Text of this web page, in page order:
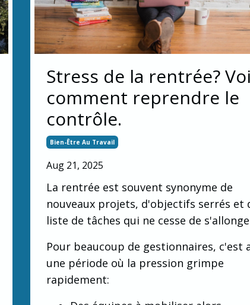
Stress de la rentrée?
comment reprendre le
contrôle.
Bien-Être Au Travail
Aug 21, 2025
La rentrée est souvent synonyme de
nouveaux projets, d'objectifs serrés et
liste de tâches qui ne cesse de
Pour beaucoup de gestionnaires, c'est
une période où la pression grimpe
rapidement: